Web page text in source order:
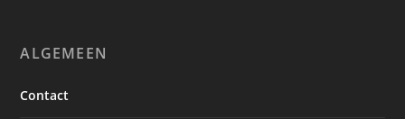
ALGEMEEN
Contact